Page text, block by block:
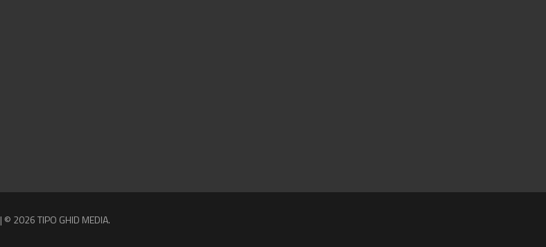
| © 2026 TIPO GHID MEDIA.